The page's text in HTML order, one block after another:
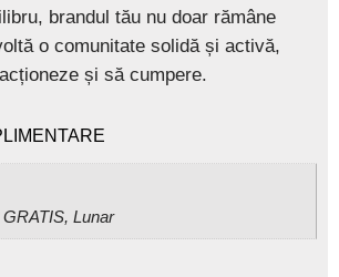
, brandul tău nu doar rămâne
o comunitate solidă și activă,
și să cumpere.
Lunar